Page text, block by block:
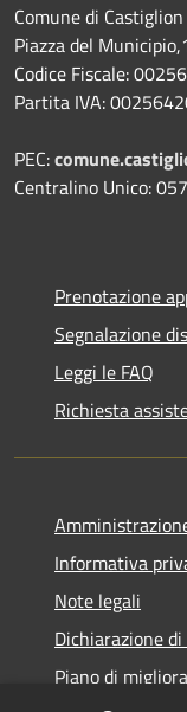
Comune di
Piazza del
Codice Fiscale:
Partita IVA:
PEC:
Centralino Unico:
Prenotazione
Segnalazione
Leggi le FAQ
Richiesta
Informativa
Note legali
Dichiarazione
Piano di